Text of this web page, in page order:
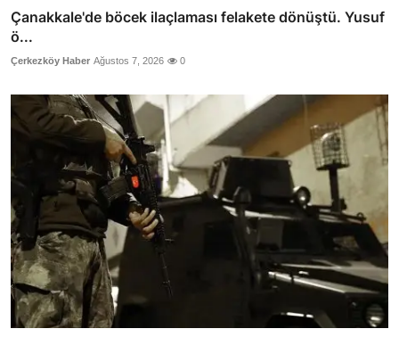
Çanakkale'de böcek ilaçlaması felakete dönüştü. Yusuf
ö...
Çerkezköy Haber Ağustos 7, 2026 0